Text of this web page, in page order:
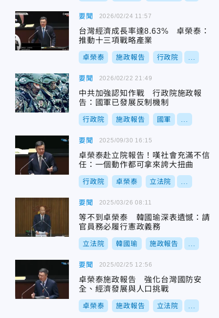
要聞
台灣經濟成長率達8.63% 卓榮泰：
推動十三項戰略產業
卓榮泰 施政報告 行政院
2026/02/24 11:57
要聞
中共加強認知作戰 行政院施政報
告：國軍已發展反制機制
行政院 施政報告 國軍
2026/02/22 21:49
要聞
卓榮泰赴立院報告！嘆社會充滿不信
任：一個動作都可拿來誇大扭曲
行政院 卓榮泰 立法院
2025/09/30 16:15
要聞
等不到卓榮泰 韓國瑜深表遺憾：請
官員務必履行憲政義務
立法院 韓國瑜 施政報告
2025/03/26 08:11
要聞
卓榮泰施政報告 強化台灣國防安
全、經濟發展與人口挑戰
卓榮泰 施政報告 立法院
2025/02/25 12:56